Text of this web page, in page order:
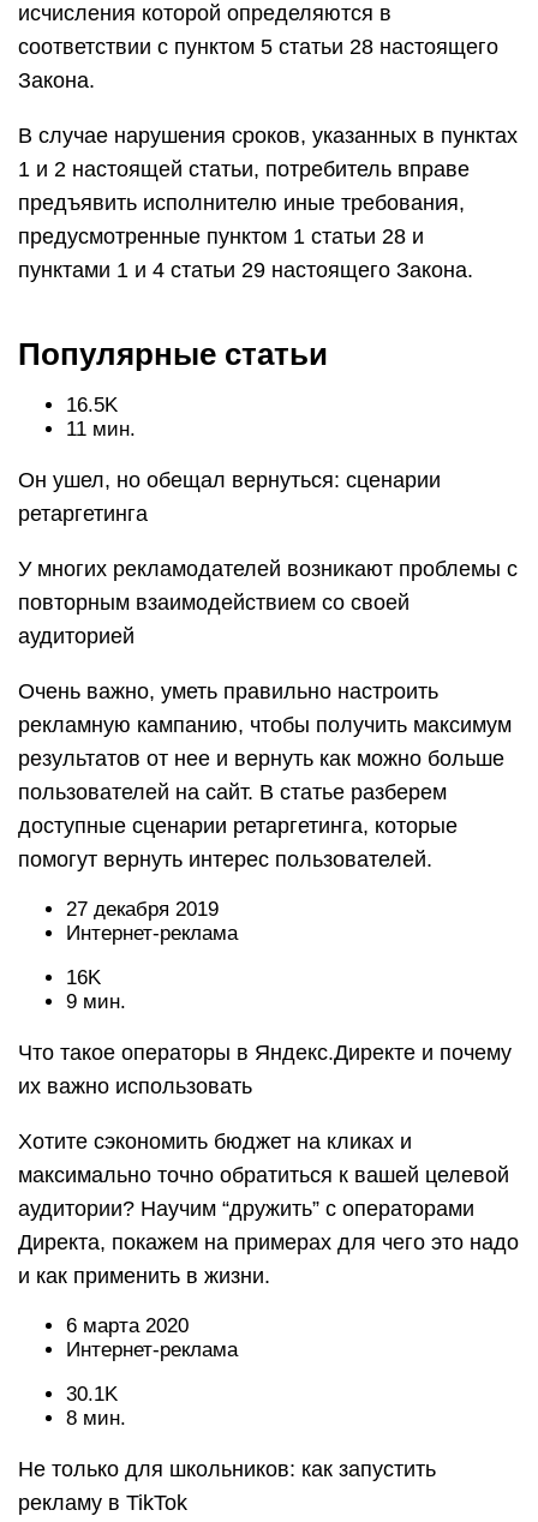
исчисления которой определяются в
соответствии с пунктом 5 статьи 28 настоящего
Закона.
В случае нарушения сроков, указанных в пунктах
1 и 2 настоящей статьи, потребитель вправе
предъявить исполнителю иные требования,
предусмотренные пунктом 1 статьи 28 и
пунктами 1 и 4 статьи 29 настоящего Закона.
Популярные статьи
16.5K
11 мин.
Он ушел, но обещал вернуться: сценарии
ретаргетинга
У многих рекламодателей возникают проблемы с
повторным взаимодействием со своей
аудиторией
Очень важно, уметь правильно настроить
рекламную кампанию, чтобы получить максимум
результатов от нее и вернуть как можно больше
пользователей на сайт. В статье разберем
доступные сценарии ретаргетинга, которые
помогут вернуть интерес пользователей.
27 декабря 2019
Интернет-реклама
16K
9 мин.
Что такое операторы в Яндекс.Директе и почему
их важно использовать
Хотите сэкономить бюджет на кликах и
максимально точно обратиться к вашей целевой
аудитории? Научим “дружить” с операторами
Директа, покажем на примерах для чего это надо
и как применить в жизни.
6 марта 2020
Интернет-реклама
30.1K
8 мин.
Не только для школьников: как запустить
рекламу в TikTok